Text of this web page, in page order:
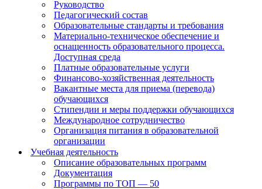
Руководство
Педагогический состав
Образовательные стандарты и требования
Материально-техническое обеспечение и
оснащенность образовательного процесса.
Доступная среда
Платные образовательные услуги
Финансово-хозяйственная деятельность
Вакантные места для приема (перевода)
обучающихся
Стипендии и меры поддержки обучающихся
Международное сотрудничество
Организация питания в образовательной
организации
Учебная деятельность
Описание образовательных программ
Документация
Программы по ТОП — 50